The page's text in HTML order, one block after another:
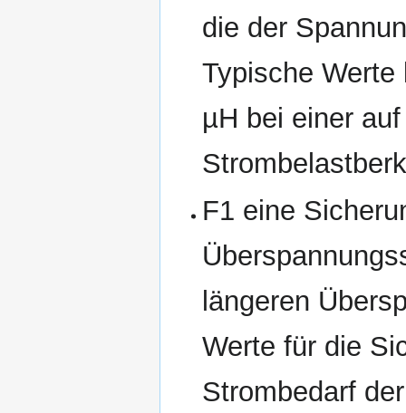
die der
Typische
µH bei einer
F1 eine
längeren
Werte für die
Strombedarf